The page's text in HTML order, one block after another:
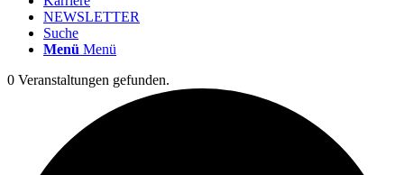
NEWSLETTER
Suche
Menü Menü
0 Veranstaltungen gefunden.